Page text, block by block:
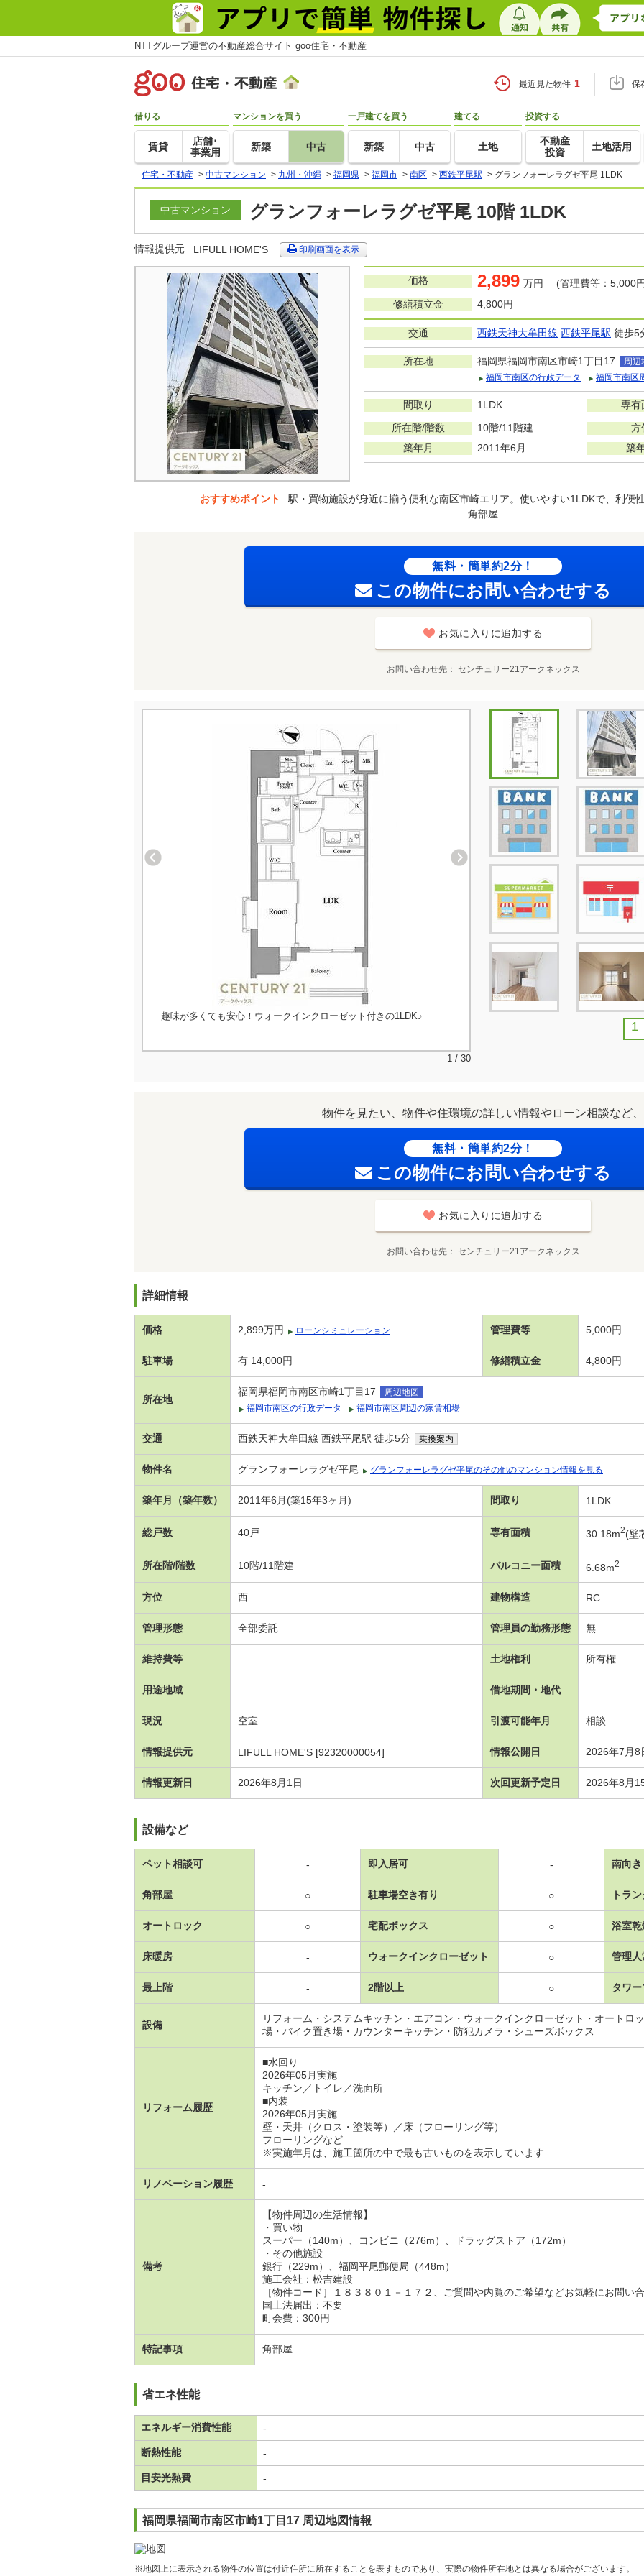
NTTグループ運営の不動産総合サイト goo住宅・不動産
最近見た物件 1 保
借りる
賃貸
店舗･
事業用
マンションを買う
新築 中古
一戸建てを買う
新築 中古
建てる
土地
投資する
不動産
投資
土地活用
住宅・不動産 > 中古マンション > 九州・沖縄 > 福岡県 > 福岡市 > 南区 > 西鉄平尾駅 > グランフォーレラグゼ平尾 1LDK
中古マンション グランフォーレラグゼ平尾 10階 1LDK
情報提供元 LIFULL HOME'S 印刷画面を表示
価格 2,899 万円 (管理費等：5,000
修繕積立金
4,800円
交通 西鉄天神大牟田線 西鉄平尾駅 徒歩5
所在地 福岡県福岡市南区市崎1丁目17
周辺
福岡市南区の行政データ
福岡市南区
間取り 1LDK
専有
所在階/階数
10階/11階建
方
築年月
2011年6月 築
おすすめポイント
駅・買物施設が身近に揃う便利な南区市崎エリア。使いやすい1LDKで、利便
角部屋
無料・簡単約2分！
この物件にお問い合わせする
お気に入りに追加する
お問い合わせ先 センチュリー21アークネックス
趣味が多くても安心！ウォークインクローゼット付きの1LDK♪
1 / 30
1
物件を見たい、物件や住環境の詳しい情報やローン相談など、
無料・簡単約2分！
この物件にお問い合わせする
お気に入りに追加する
お問い合わせ先 センチュリー21アークネックス
詳細情報
価格 2,899万円 ローンシミュレーション 管理費等 5,000円
駐車場 有 14,000円 修繕積立金 4,800円
所在地
福岡県福岡市南区市崎1丁目17
周辺地図
福岡市南区の行政データ
福岡市南区周辺の家賃相場
交通 西鉄天神大牟田線 西鉄平尾駅 徒歩5分 乗換案内
物件名 グランフォーレラグゼ平尾 グランフォーレラグゼ平尾のその他のマンション情報を見る
築年月（築年数） 2011年6月(築15年3ヶ月) 間取り 1LDK
総戸数 40戸 専有面積 30.18m2(壁
所在階/階数 10階/11階建 バルコニー面積 6.68m2
方位 西 建物構造 RC
管理形態 全部委託 管理員の勤務形態 無
維持費等 土地権利 所有権
用途地域 借地期間・地代
現況 空室 引渡可能年月 相談
情報提供元 LIFULL HOME'S [92320000054] 情報公開日 2026年7月8
情報更新日 2026年8月1日 次回更新予定日 2026年8月
設備など
ペット相談可 - 即入居可 - 南向き
角部屋 ○ 駐車場空き有り ○ トラ
オートロック ○ 宅配ボックス ○ 浴室乾
床暖房 - ウォークインクローゼット ○ 管理人
最上階 - 2階以上 ○ タワ
設備
リフォーム・システムキッチン・エアコン・ウォークインクローゼット・オートロ
場・バイク置き場・カウンターキッチン・防犯カメラ・シューズボックス
リフォーム履歴
■水回り
2026年05月実施
キッチン／トイレ／洗面所
■内装
2026年05月実施
壁・天井（クロス・塗装等）／床（フローリング等）
フローリングなど
※実施年月は、施工箇所の中で最も古いものを表示しています
リノベーション履歴 -
備考
【物件周辺の生活情報】
・買い物
スーパー（140m）、コンビニ（276m）、ドラッグストア（172m）
・その他施設
銀行（229m）、福岡平尾郵便局（448m）
施工会社：松吉建設
［物件コード］１８３８０１－１７２、ご質問や内覧のご希望などお気軽にお問い
国土法届出：不要
町会費：300円
特記事項 角部屋
省エネ性能
エネルギー消費性能 -
断熱性能 -
目安光熱費 -
福岡県福岡市南区市崎1丁目17 周辺地図情報
※地図上に表示される物件の位置は付近住所に所在することを表すものであり、実際の物件所在地とは異なる場合がございます。